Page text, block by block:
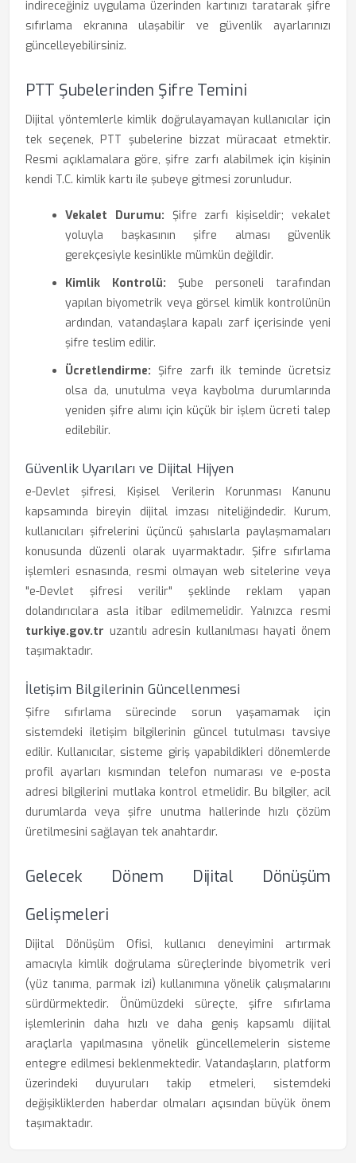
indireceğiniz uygulama üzerinden kartınızı taratarak şifre
sıfırlama ekranına ulaşabilir ve güvenlik ayarlarınızı
güncelleyebilirsiniz.
PTT Şubelerinden Şifre Temini
Dijital yöntemlerle kimlik doğrulayamayan kullanıcılar için
tek seçenek, PTT şubelerine bizzat müracaat etmektir.
Resmi açıklamalara göre, şifre zarfı alabilmek için kişinin
kendi T.C. kimlik kartı ile şubeye gitmesi zorunludur.
Vekalet Durumu: Şifre zarfı kişiseldir; vekalet
yoluyla başkasının şifre alması güvenlik
gerekçesiyle kesinlikle mümkün değildir.
Kimlik Kontrolü: Şube personeli tarafından
yapılan biyometrik veya görsel kimlik kontrolünün
ardından, vatandaşlara kapalı zarf içerisinde yeni
şifre teslim edilir.
Ücretlendirme: Şifre zarfı ilk teminde ücretsiz
olsa da, unutulma veya kaybolma durumlarında
yeniden şifre alımı için küçük bir işlem ücreti talep
edilebilir.
Güvenlik Uyarıları ve Dijital Hijyen
e-Devlet şifresi, Kişisel Verilerin Korunması Kanunu
kapsamında bireyin dijital imzası niteliğindedir. Kurum,
kullanıcıları şifrelerini üçüncü şahıslarla paylaşmamaları
konusunda düzenli olarak uyarmaktadır. Şifre sıfırlama
işlemleri esnasında, resmi olmayan web sitelerine veya
"e-Devlet şifresi verilir" şeklinde reklam yapan
dolandırıcılara asla itibar edilmemelidir. Yalnızca resmi
turkiye.gov.tr uzantılı adresin kullanılması hayati önem
taşımaktadır.
İletişim Bilgilerinin Güncellenmesi
Şifre sıfırlama sürecinde sorun yaşamamak için
sistemdeki iletişim bilgilerinin güncel tutulması tavsiye
edilir. Kullanıcılar, sisteme giriş yapabildikleri dönemlerde
profil ayarları kısmından telefon numarası ve e-posta
adresi bilgilerini mutlaka kontrol etmelidir. Bu bilgiler, acil
durumlarda veya şifre unutma hallerinde hızlı çözüm
üretilmesini sağlayan tek anahtardır.
Gelecek Dönem Dijital Dönüşüm
Gelişmeleri
Dijital Dönüşüm Ofisi, kullanıcı deneyimini artırmak
amacıyla kimlik doğrulama süreçlerinde biyometrik veri
(yüz tanıma, parmak izi) kullanımına yönelik çalışmalarını
sürdürmektedir. Önümüzdeki süreçte, şifre sıfırlama
işlemlerinin daha hızlı ve daha geniş kapsamlı dijital
araçlarla yapılmasına yönelik güncellemelerin sisteme
entegre edilmesi beklenmektedir. Vatandaşların, platform
üzerindeki duyuruları takip etmeleri, sistemdeki
değişikliklerden haberdar olmaları açısından büyük önem
taşımaktadır.